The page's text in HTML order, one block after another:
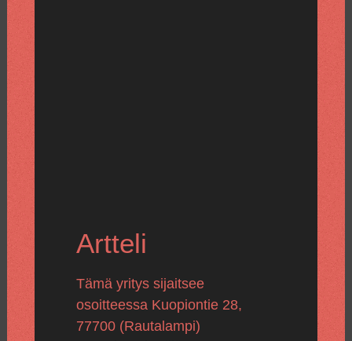
Artteli
Tämä yritys sijaitsee
osoitteessa Kuopiontie 28,
77700 (Rautalampi)